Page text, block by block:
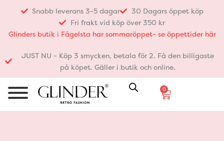
innehåll
Snabb leverans 3-5 dagar
30 Dagars öppet köp
Fri frakt vid köp över 350 kr
Glinders butik i Fågelsta har sommaröppet- se öppettider här
JUST NU - Köp 3 smycken, betala för 2. Få den billigaste
på köpet. Gäller i butik och online.
0
Varukorg